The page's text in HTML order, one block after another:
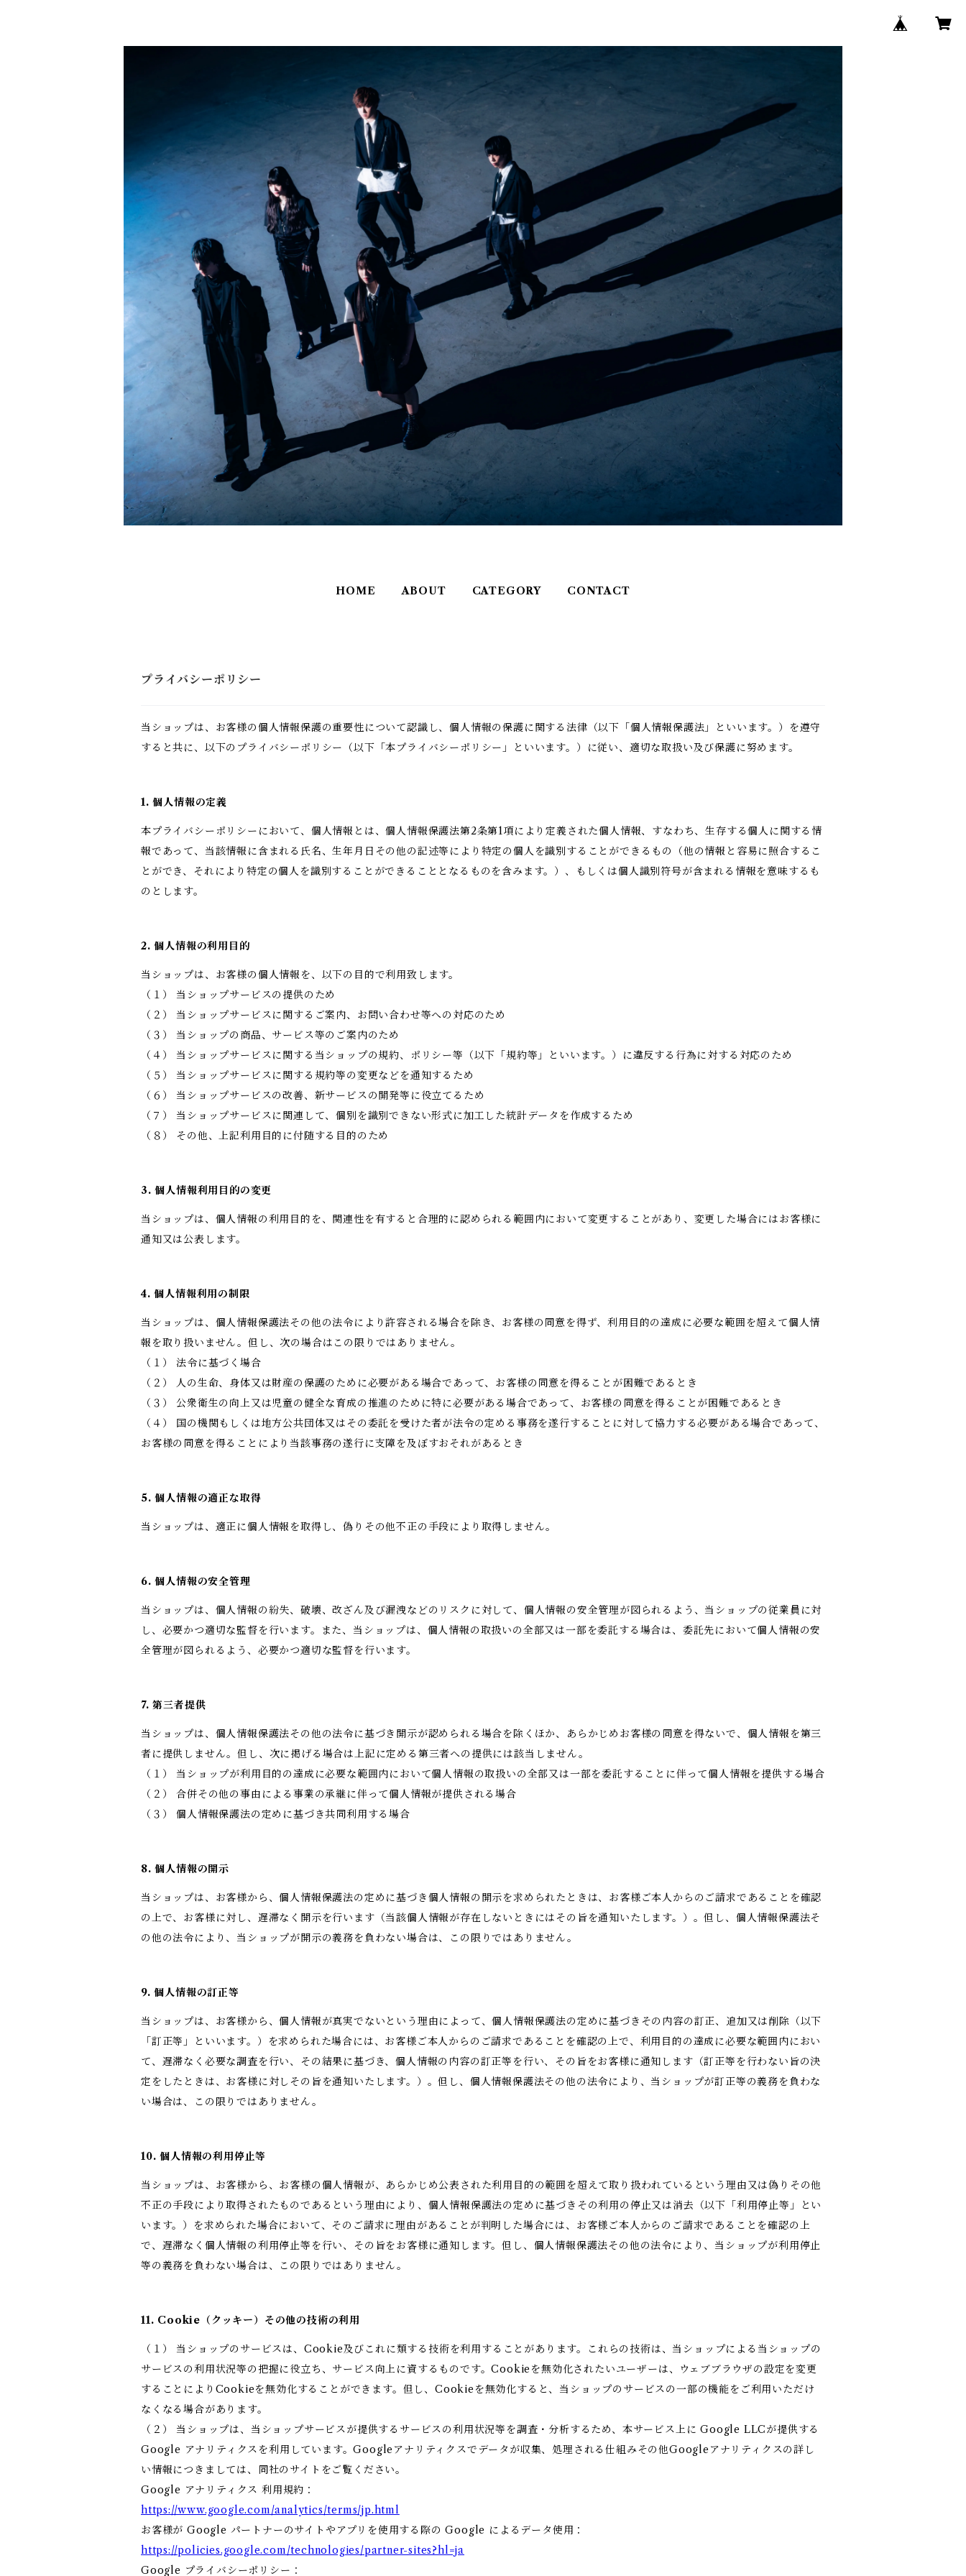
HOME ABOUT CATEGORY CONTACT
プライバシーポリシー
当ショップは、お客様の個人情報保護の重要性について認識し、個人情報の保護に関する法律（以下「個人情報保護法」といいます。）を遵守
すると共に、以下のプライバシーポリシー（以下「本プライバシーポリシー」といいます。）に従い、適切な取扱い及び保護に努めます。
1. 個人情報の定義
本プライバシーポリシーにおいて、個人情報とは、個人情報保護法第2条第1項により定義された個人情報、すなわち、生存する個人に関する情
報であって、当該情報に含まれる氏名、生年月日その他の記述等により特定の個人を識別することができるもの（他の情報と容易に照合するこ
とができ、それにより特定の個人を識別することができることとなるものを含みます。）、もしくは個人識別符号が含まれる情報を意味するも
のとします。
2. 個人情報の利用目的
当ショップは、お客様の個人情報を、以下の目的で利用致します。
（１） 当ショップサービスの提供のため
（２） 当ショップサービスに関するご案内、お問い合わせ等への対応のため
（３） 当ショップの商品、サービス等のご案内のため
（４） 当ショップサービスに関する当ショップの規約、ポリシー等（以下「規約等」といいます。）に違反する行為に対する対応のため
（５） 当ショップサービスに関する規約等の変更などを通知するため
（６） 当ショップサービスの改善、新サービスの開発等に役立てるため
（７） 当ショップサービスに関連して、個別を識別できない形式に加工した統計データを作成するため
（８） その他、上記利用目的に付随する目的のため
3. 個人情報利用目的の変更
当ショップは、個人情報の利用目的を、関連性を有すると合理的に認められる範囲内において変更することがあり、変更した場合にはお客様に
通知又は公表します。
4. 個人情報利用の制限
当ショップは、個人情報保護法その他の法令により許容される場合を除き、お客様の同意を得ず、利用目的の達成に必要な範囲を超えて個人情
報を取り扱いません。但し、次の場合はこの限りではありません。
（１） 法令に基づく場合
（２） 人の生命、身体又は財産の保護のために必要がある場合であって、お客様の同意を得ることが困難であるとき
（３） 公衆衛生の向上又は児童の健全な育成の推進のために特に必要がある場合であって、お客様の同意を得ることが困難であるとき
（４） 国の機関もしくは地方公共団体又はその委託を受けた者が法令の定める事務を遂行することに対して協力する必要がある場合であって、
お客様の同意を得ることにより当該事務の遂行に支障を及ぼすおそれがあるとき
5. 個人情報の適正な取得
当ショップは、適正に個人情報を取得し、偽りその他不正の手段により取得しません。
6. 個人情報の安全管理
当ショップは、個人情報の紛失、破壊、改ざん及び漏洩などのリスクに対して、個人情報の安全管理が図られるよう、当ショップの従業員に対
し、必要かつ適切な監督を行います。また、当ショップは、個人情報の取扱いの全部又は一部を委託する場合は、委託先において個人情報の安
全管理が図られるよう、必要かつ適切な監督を行います。
7. 第三者提供
当ショップは、個人情報保護法その他の法令に基づき開示が認められる場合を除くほか、あらかじめお客様の同意を得ないで、個人情報を第三
者に提供しません。但し、次に掲げる場合は上記に定める第三者への提供には該当しません。
（１） 当ショップが利用目的の達成に必要な範囲内において個人情報の取扱いの全部又は一部を委託することに伴って個人情報を提供する場合
（２） 合併その他の事由による事業の承継に伴って個人情報が提供される場合
（３） 個人情報保護法の定めに基づき共同利用する場合
8. 個人情報の開示
当ショップは、お客様から、個人情報保護法の定めに基づき個人情報の開示を求められたときは、お客様ご本人からのご請求であることを確認
の上で、お客様に対し、遅滞なく開示を行います（当該個人情報が存在しないときにはその旨を通知いたします。）。但し、個人情報保護法そ
の他の法令により、当ショップが開示の義務を負わない場合は、この限りではありません。
9. 個人情報の訂正等
当ショップは、お客様から、個人情報が真実でないという理由によって、個人情報保護法の定めに基づきその内容の訂正、追加又は削除（以下
「訂正等」といいます。）を求められた場合には、お客様ご本人からのご請求であることを確認の上で、利用目的の達成に必要な範囲内におい
て、遅滞なく必要な調査を行い、その結果に基づき、個人情報の内容の訂正等を行い、その旨をお客様に通知します（訂正等を行わない旨の決
定をしたときは、お客様に対しその旨を通知いたします。）。但し、個人情報保護法その他の法令により、当ショップが訂正等の義務を負わな
い場合は、この限りではありません。
10. 個人情報の利用停止等
当ショップは、お客様から、お客様の個人情報が、あらかじめ公表された利用目的の範囲を超えて取り扱われているという理由又は偽りその他
不正の手段により取得されたものであるという理由により、個人情報保護法の定めに基づきその利用の停止又は消去（以下「利用停止等」とい
います。）を求められた場合において、そのご請求に理由があることが判明した場合には、お客様ご本人からのご請求であることを確認の上
で、遅滞なく個人情報の利用停止等を行い、その旨をお客様に通知します。但し、個人情報保護法その他の法令により、当ショップが利用停止
等の義務を負わない場合は、この限りではありません。
11. Cookie（クッキー）その他の技術の利用
（１） 当ショップのサービスは、Cookie及びこれに類する技術を利用することがあります。これらの技術は、当ショップによる当ショップの
サービスの利用状況等の把握に役立ち、サービス向上に資するものです。Cookieを無効化されたいユーザーは、ウェブブラウザの設定を変更
することによりCookieを無効化することができます。但し、Cookieを無効化すると、当ショップのサービスの一部の機能をご利用いただけ
なくなる場合があります。
（２） 当ショップは、当ショップサービスが提供するサービスの利用状況等を調査・分析するため、本サービス上に Google LLCが提供する
Google アナリティクスを利用しています。Googleアナリティクスでデータが収集、処理される仕組みその他Googleアナリティクスの詳し
い情報につきましては、同社のサイトをご覧ください。
Google アナリティクス 利用規約：
https://www.google.com/analytics/terms/jp.html
お客様が Google パートナーのサイトやアプリを使用する際の Google によるデータ使用：
https://policies.google.com/technologies/partner-sites?hl=ja
Google プライバシーポリシー：